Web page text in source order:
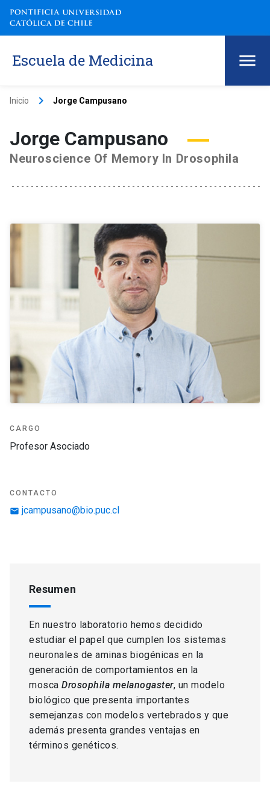
Escuela de Medicina
Inicio keyboard_arrow_right Jorge Campusano
Jorge Campusano
Neuroscience Of Memory In Drosophila
CARGO
Profesor Asociado
CONTACTO
email jcampusano@bio.puc.cl
Resumen
En nuestro laboratorio hemos decidido
estudiar el papel que cumplen los sistemas
neuronales de aminas biogénicas en la
generación de comportamientos en la
mosca Drosophila melanogaster, un modelo
biológico que presenta importantes
semejanzas con modelos vertebrados y que
además presenta grandes ventajas en
términos genéticos.